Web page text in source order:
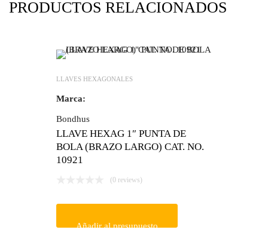
PRODUCTOS RELACIONADOS
LLAVES HEXAGONALES
Marca:
Bondhus
LLAVE HEXAG 1″ PUNTA DE
BOLA (BRAZO LARGO) CAT. NO.
10921
(0 reviews)
Añadir al presupuesto